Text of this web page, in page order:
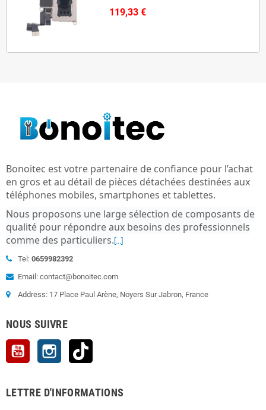
119,33 €
Bonoitec est votre partenaire de confiance pour l’achat
en gros et au détail de pièces détachées destinées aux
téléphones mobiles, smartphones et tablettes.
Nous proposons une large sélection de composants de
qualité pour répondre aux besoins des professionnels
comme des particuliers. [...]
Tel: 0659982392
Email: contact@bonoitec.com
Address: 17 Place Paul Arène, Noyers Sur Jabron, France
NOUS SUIVRE
YouTube Instagram
LETTRE D'INFORMATIONS